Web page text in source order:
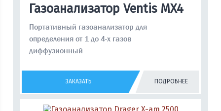
Газоанализатор Ventis MX4
Портативный газоанализатор для
определения от 1 до 4-х газов
диффузионный
ЗАКАЗАТЬ ПОДРОБНЕЕ